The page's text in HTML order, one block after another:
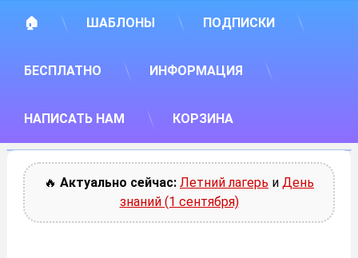
🏠 ШАБЛОНЫ ПОДПИСКИ
БЕСПЛАТНО ИНФОРМАЦИЯ
НАПИСАТЬ НАМ КОРЗИНА
🔥 Актуально сейчас: Летний лагерь и День
знаний (1 сентября)